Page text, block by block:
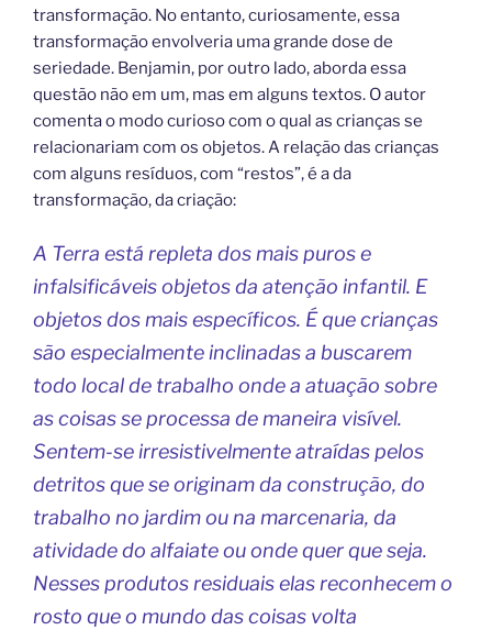
transformação. No entanto, curiosamente, essa
transformação envolveria uma grande dose de
seriedade. Benjamin, por outro lado, aborda essa
questão não em um, mas em alguns textos. O autor
comenta o modo curioso com o qual as crianças se
relacionariam com os objetos. A relação das crianças
com alguns resíduos, com “restos”, é a da
transformação, da criação:
A Terra está repleta dos mais puros e
infalsificáveis objetos da atenção infantil. E
objetos dos mais específicos. É que crianças
são especialmente inclinadas a buscarem
todo local de trabalho onde a atuação sobre
as coisas se processa de maneira visível.
Sentem-se irresistivelmente atraídas pelos
detritos que se originam da construção, do
trabalho no jardim ou na marcenaria, da
atividade do alfaiate ou onde quer que seja.
Nesses produtos residuais elas reconhecem o
rosto que o mundo das coisas volta